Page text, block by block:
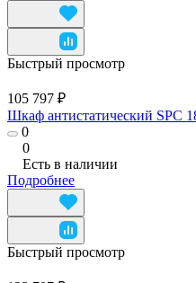
Быстрый просмотр
105 797 ₽
Шкаф антистатический SPC
0
0
Есть в наличии
Подробнее
Быстрый просмотр